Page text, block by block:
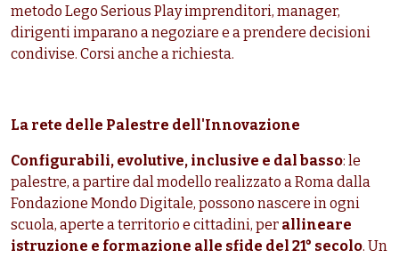
metodo Lego Serious Play imprenditori, manager,
dirigenti imparano a negoziare e a prendere decisioni
condivise. Corsi anche a richiesta.
La rete delle Palestre dell'Innovazione
Configurabili, evolutive, inclusive e dal basso: le
palestre, a partire dal modello realizzato a Roma dalla
Fondazione Mondo Digitale, possono nascere in ogni
scuola, aperte a territorio e cittadini, per allineare
istruzione e formazione alle sfide del 21° secolo. Un